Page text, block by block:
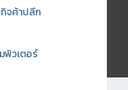
จค้าปลีก
พิวเตอร์